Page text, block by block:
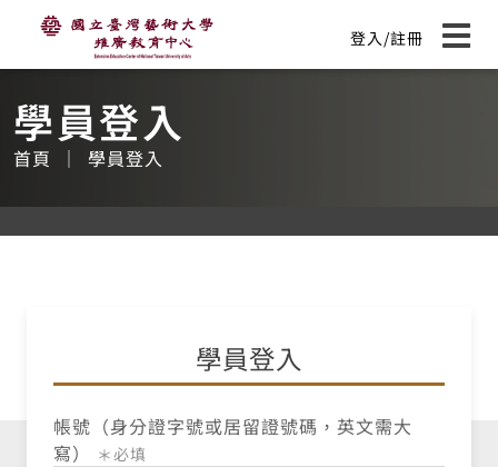
內
容
國立臺灣藝術大學推廣教育中心
登入/註冊
展開
:::
學員登入
首頁 學員登入
學員登入
帳號（身分證字號或居留證號碼，英文需大
寫）
＊必填